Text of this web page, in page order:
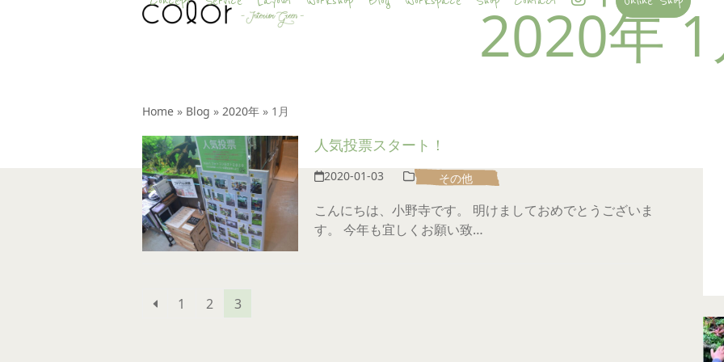
2020年
Home » Blog » 2020年 » 1月
人気投票スタート！
2020-01-03 その他
こんにちは、小野寺です。 明けましておめでとうございま
す。 今年も宜しくお願い致…
Previous
Page
1 Page
2 Page
3